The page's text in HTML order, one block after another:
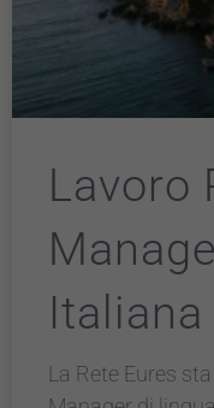
Lavoro
La Rete Eures